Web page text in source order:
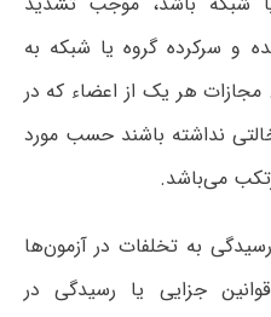
و سرکرده گروه یا شبکه به
هر یک از اعضاء که در
نداشته باشند حسب مورد
می‌باشد.
رسیدگی به تخلفات در آزمون‌ها
جزایی یا رسیدگی در